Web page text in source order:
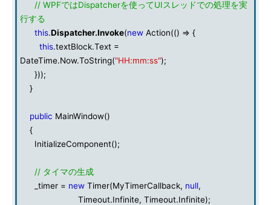
// WPFではDispatcherを使ってUIスレッドでの処理を実
行する
this.Dispatcher.Invoke(new Action(() => {
this.textBlock.Text =
DateTime.Now.ToString("HH:mm:ss");
}));
}
public MainWindow()
{
InitializeComponent();
// タイマの生成
_timer = new Timer(MyTimerCallback, null,
Timeout.Infinite, Timeout.Infinite);